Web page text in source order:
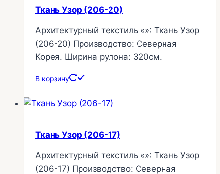
Ткань Узор (206-20)
Архитектурный текстиль «»: Ткань Узор
(206-20) Производство: Северная
Корея. Ширина рулона: 320см.
В корзину
Ткань Узор (206-17)
Архитектурный текстиль «»: Ткань Узор
(206-17) Производство: Северная